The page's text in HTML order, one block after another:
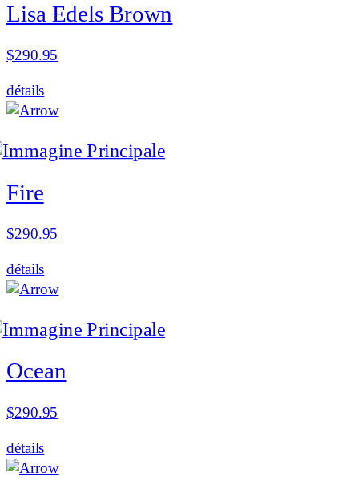
Lisa Edels Brown
$290.95
détails
Fire
$290.95
détails
Ocean
$290.95
détails